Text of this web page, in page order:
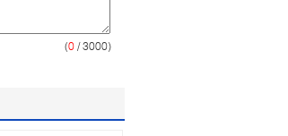
(0 / 3000)